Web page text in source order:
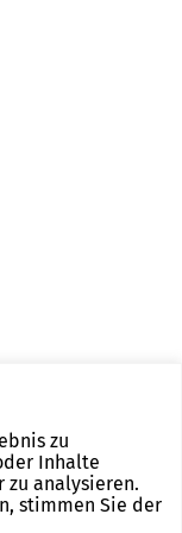
zu
Inhalte
zu analysieren.
stimmen Sie der